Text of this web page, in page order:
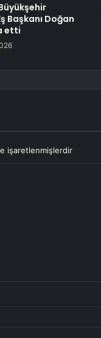
Başkanı Doğan
etti
işaretlenmişlerdir